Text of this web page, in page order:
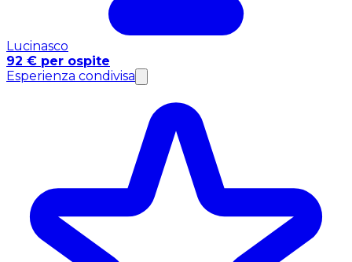
Lucinasco
92 € per ospite
Esperienza condivisa